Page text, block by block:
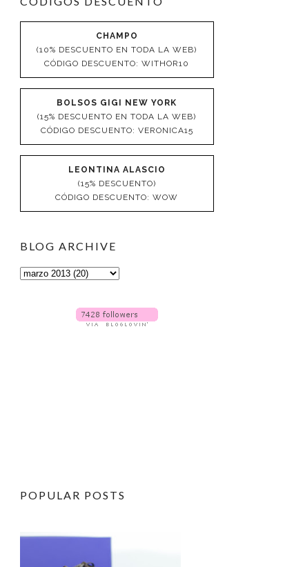
CHAMPO
(10% DESCUENTO EN TODA LA WEB)
CÓDIGO DESCUENTO: WITHOR10
BOLSOS GIGI NEW YORK
(15% DESCUENTO EN TODA LA WEB)
CÓDIGO DESCUENTO: VERONICA15
LEONTINA ALASCIO
(15% DESCUENTO)
CÓDIGO DESCUENTO: WOW
BLOG ARCHIVE
POPULAR POSTS